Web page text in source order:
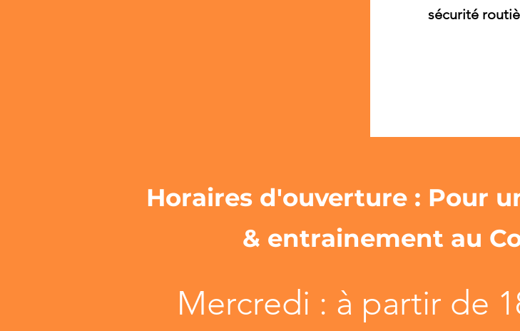
sécurité
Horaires d'ouverture : Pour
& entrainement au
Mercredi : à partir de